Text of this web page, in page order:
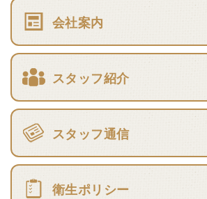
会社案内
スタッフ紹介
スタッフ通信
衛生ポリシー